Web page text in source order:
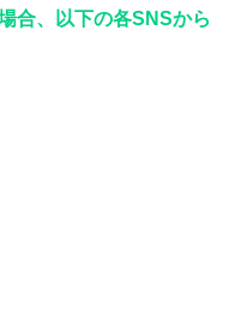
合、以下の各SNSから